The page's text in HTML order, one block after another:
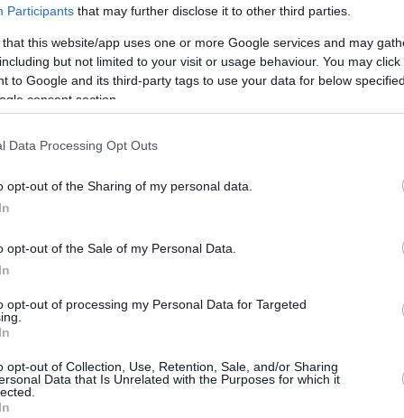
Participants that may further disclose it to other third parties.
that this website/app uses one or more Google services and may
but not limited to your visit or usage behaviour. You may
to Google and its third-party tags to use your data for below
consent section.
Data Processing Opt Outs
opt-out of the Sharing of my personal data.
opt-out of the Sale of my Personal Data.
opt-out of processing my Personal Data for Targeted
opt-out of Collection, Use, Retention, Sale, and/or Sharing
Data that Is Unrelated with the Purposes for which it
στην κύηση: Ο ρόλος του
στη χορήγηση
αγωγής
αιματολόγου ως προς την αξιολόγηση της
κύησης αναλύει ο κύριος Ηλίας Ευμορφιάδης,
Hospital
– Εμβόλια: Πόσο υψηλός
κίνδυνος θρομβώσεων –
θρομβοφιλίας και της θρόμβωσης με την νόσο
και με τον εμβολιασμό κατά του κορωνοϊού εξηγεί
1